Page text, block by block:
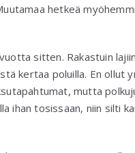
hetkeä
sitten. Rakastuin
kertaa poluilla. En ollut
mutta
ihan tosissaan, niin silti